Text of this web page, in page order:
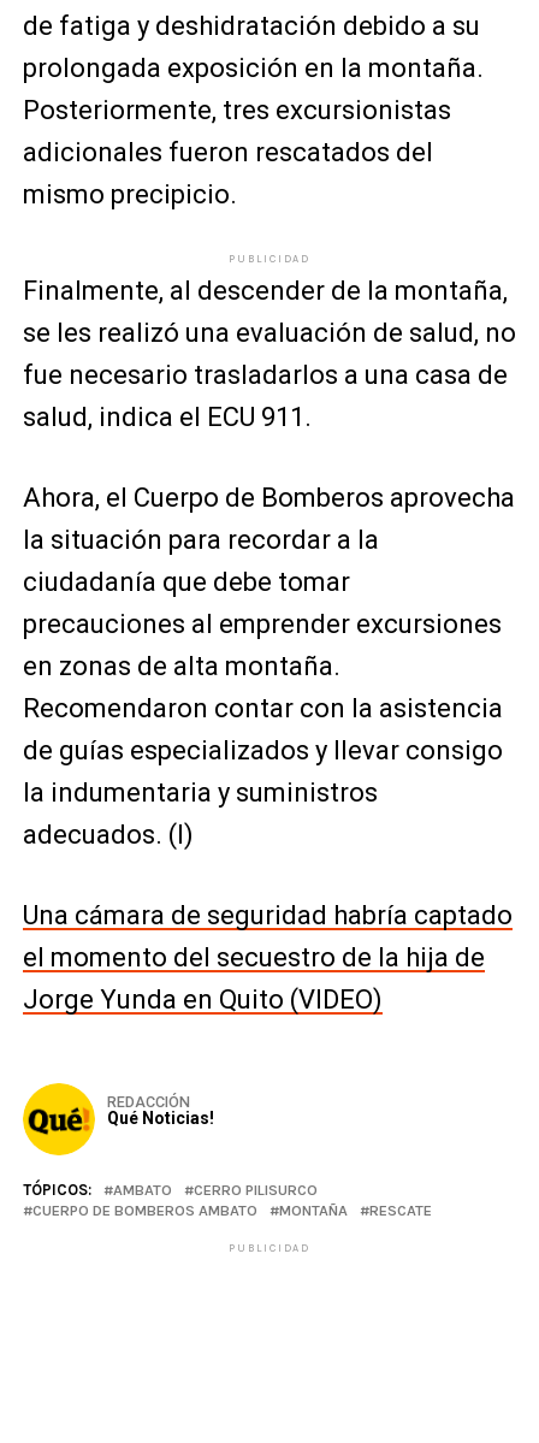
de fatiga y deshidratación debido a su
prolongada exposición en la montaña.
Posteriormente, tres excursionistas
adicionales fueron rescatados del
mismo precipicio.
PUBLICIDAD
Finalmente, al descender de la montaña,
se les realizó una evaluación de salud, no
fue necesario trasladarlos a una casa de
salud, indica el ECU 911.
Ahora, el Cuerpo de Bomberos aprovecha
la situación para recordar a la
ciudadanía que debe tomar
precauciones al emprender excursiones
en zonas de alta montaña.
Recomendaron contar con la asistencia
de guías especializados y llevar consigo
la indumentaria y suministros
adecuados. (I)
Una cámara de seguridad habría captado
el momento del secuestro de la hija de
Jorge Yunda en Quito (VIDEO)
REDACCIÓN
Qué Noticias!
TÓPICOS: AMBATO
CERRO PILISURCO
CUERPO DE BOMBEROS AMBATO
MONTAÑA RESCATE
PUBLICIDAD